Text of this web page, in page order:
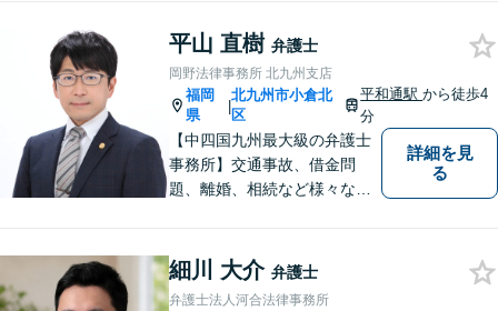
のご相談はお任せください
【夜間・休日対応可】M&A、
株式発行も対応【小倉駅3分】
平山 直樹 弁護士
岡野法律事務所 北九州支店
福岡
県
|
北九州市小倉北
区
平和通駅から徒歩4
分
【中四国九州最大級の弁護士
事務所】交通事故、借金問
題、離婚、相続など様々な問
まずはお気軽にご相談くださ
い！
詳細を見
る
細川 大介 弁護士
弁護士法人河合法律事務所